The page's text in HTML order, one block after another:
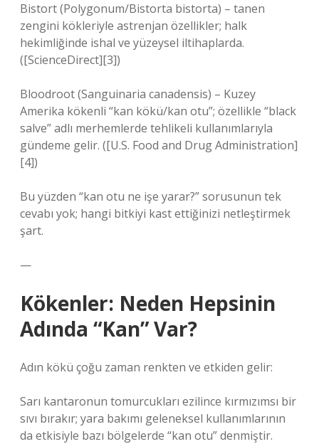
Bistort (Polygonum/Bistorta bistorta) – tanen
zengini kökleriyle astrenjan özellikler; halk
hekimliğinde ishal ve yüzeysel iltihaplarda.
([ScienceDirect][3])
Bloodroot (Sanguinaria canadensis) – Kuzey
Amerika kökenli “kan kökü/kan otu”; özellikle “black
salve” adlı merhemlerde tehlikeli kullanımlarıyla
gündeme gelir. ([U.S. Food and Drug Administration]
[4])
Bu yüzden “kan otu ne işe yarar?” sorusunun tek
cevabı yok; hangi bitkiyi kast ettiğinizi netleştirmek
şart.
—
Kökenler: Neden Hepsinin
Adında “Kan” Var?
Adın kökü çoğu zaman renkten ve etkiden gelir:
Sarı kantaronun tomurcukları ezilince kırmızımsı bir
sıvı bırakır; yara bakımı geleneksel kullanımlarının
da etkisiyle bazı bölgelerde “kan otu” denmiştir.